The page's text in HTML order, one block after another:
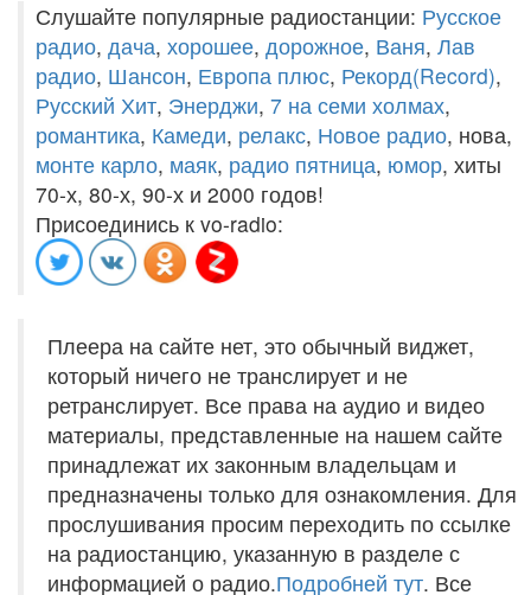
Слушайте популярные радиостанции: Русское
радио, дача, хорошее, дорожное, Ваня, Лав
радио, Шансон, Европа плюс, Рекорд(Record),
Русский Хит, Энерджи, 7 на семи холмах,
романтика, Камеди, релакс, Новое радио, нова,
монте карло, маяк, радио пятница, юмор, хиты
70-х, 80-х, 90-х и 2000 годов!
Присоединись к vo-radio:
Плеера на сайте нет, это обычный виджет,
который ничего не транслирует и не
ретранслирует. Все права на аудио и видео
материалы, представленные на нашем сайте
принадлежат их законным владельцам и
предназначены только для ознакомления. Для
прослушивания просим переходить по ссылке
на радиостанцию, указанную в разделе с
информацией о радио.Подробней тут. Все